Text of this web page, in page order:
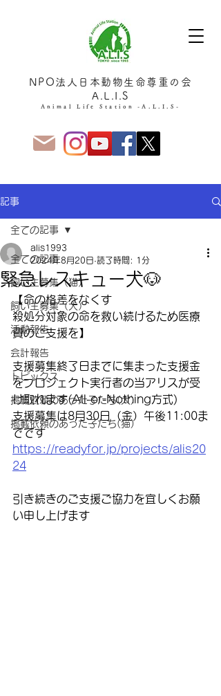
NPO法人日本動物生命尊重の会
A.L.I.S
Animal Life Station -A.L.I.S-
記事
全ての記事
飼い主募集（猫）
飼い主募集（犬）
活動報告
会計報告
トピックス
掲載依頼のあった子たち(犬)
掲載依頼のあった子たち(猫)
全ての記事
緊急レスキュー犬🐶
alis1993
2024年8月20日 読了時間: 1分
【命の格差をなくす
殺処分対象の命を救い続けるため医療
費のご支援を】
支援募集終了日までに集まった支援金
をプロジェクト実行者の当アリスが受
け取れます(All-or-Nothing方式)
支援募集は8月30日（金）午後11:00ま
でです
https://readyfor.jp/projects/alis20
24
引き続きのご支援ご協力を宜しくお願
い申し上げます